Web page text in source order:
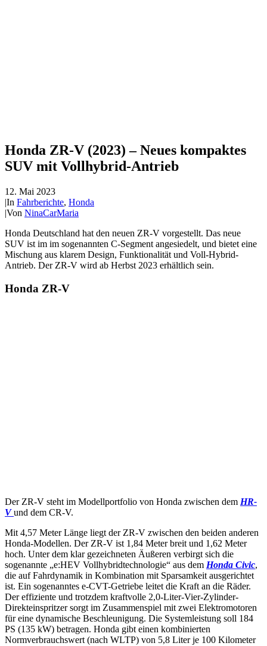
Honda ZR-V (2023) – Neues kompaktes
SUV mit Vollhybrid-Antrieb
12. Mai 2023
|In Fahrberichte, Honda
|Von NinaCarMaria
Honda Deutschland hat den neuen ZR-V vorgestellt. Das neue
SUV ist im im sogenannten C-Segment angesiedelt, und bietet eine
Mischung aus klarem Design, Funktionalität und Voll-Hybrid-
Antrieb. Der ZR-V wird ab Herbst 2023 erhältlich sein.
Honda ZR-V
Der ZR-V steht im Modellportfolio von Honda zwischen dem HR-
Vund dem CR-V.
Mit 4,57 Meter Länge liegt der ZR-V zwischen den beiden anderen
Honda-Modellen. Der ZR-V ist 1,84 Meter breit und 1,62 Meter
hoch. Unter dem klar gezeichneten Äußeren verbirgt sich die
sogenannte „e:HEV Vollhybridtechnologie“ aus dem Honda Civic,
die auf Fahrdynamik in Kombination mit Sparsamkeit ausgerichtet
ist. Ein sogenanntes e-CVT-Getriebe leitet die Kraft an die Räder.
Der effiziente und trotzdem kraftvolle 2,0-Liter-Vier-Zylinder-
Direkteinspritzer sorgt im Zusammenspiel mit zwei Elektromotoren
für eine dynamische Beschleunigung. Die Systemleistung soll 184
PS (135 kW) betragen. Honda gibt einen kombinierten
Normverbrauchswert (nach WLTP) von 5,8 Liter je 100 Kilometer